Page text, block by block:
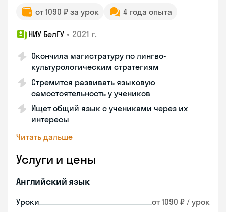
от 1090 ₽ за урок 4 года опыта
НИУ БелГУ • 2021 г.
Окончила магистратуру по лингво-
культурологическим стратегиям
Стремится развивать языковую
самостоятельность у учеников
Ищет общий язык с учениками через их
интересы
Читать дальше
Услуги и цены
Английский язык
Уроки от 1090 ₽ / урок